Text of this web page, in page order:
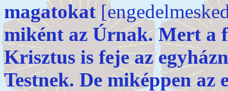
magatokat
miként az Úrnak. Mert a
Krisztus is feje az
Testnek. De miképpen az